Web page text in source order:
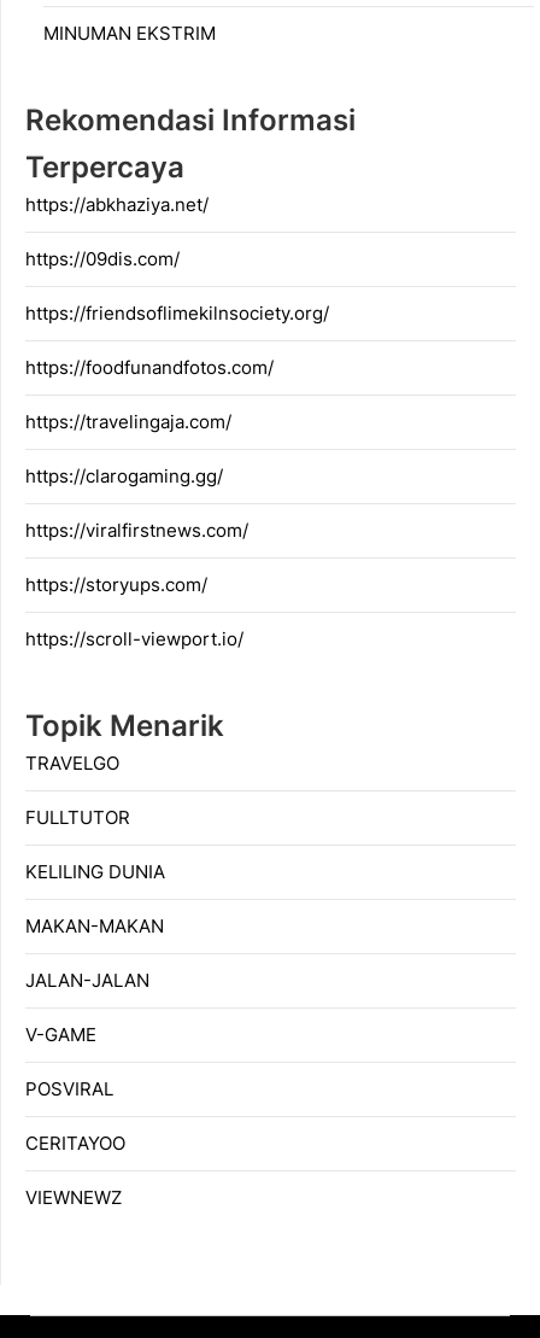
MINUMAN EKSTRIM
Rekomendasi Informasi
Terpercaya
https://abkhaziya.net/
https://09dis.com/
https://friendsoflimekilnsociety.org/
https://foodfunandfotos.com/
https://travelingaja.com/
https://clarogaming.gg/
https://viralfirstnews.com/
https://storyups.com/
https://scroll-viewport.io/
Topik Menarik
TRAVELGO
FULLTUTOR
KELILING DUNIA
MAKAN-MAKAN
JALAN-JALAN
V-GAME
POSVIRAL
CERITAYOO
VIEWNEWZ